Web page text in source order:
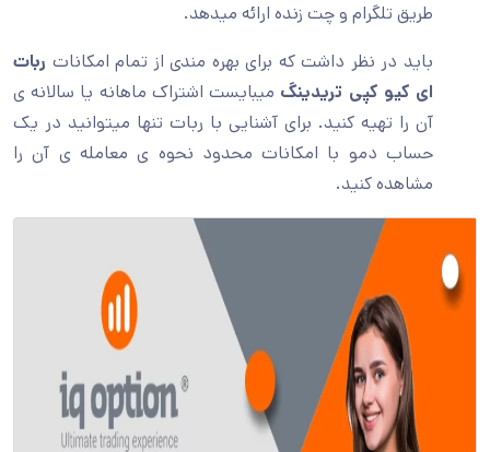
طریق تلگرام و چت زنده ارائه میدهد.
باید در نظر داشت که برای بهره مندی از تمام امکانات ربات
ای کیو کپی تریدینگ میبایست اشتراک ماهانه یا سالانه ی
آن را تهیه کنید. برای آشنایی با ربات تنها میتوانید در یک
حساب دمو با امکانات محدود نحوه ی معامله ی آن را
مشاهده کنید.